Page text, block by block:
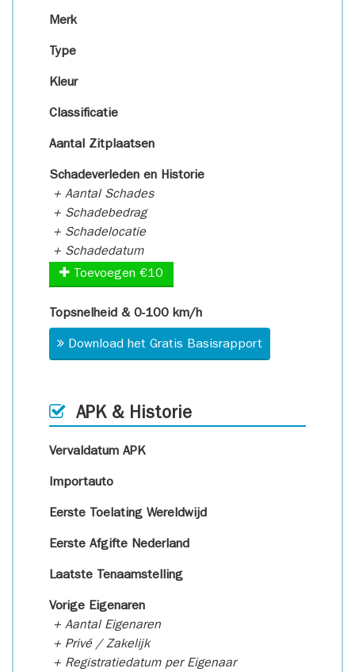
Merk
Type
Kleur
Classificatie
Aantal Zitplaatsen
Schadeverleden en Historie
+ Aantal Schades
+ Schadebedrag
+ Schadelocatie
+ Schadedatum
Toevoegen €10
Topsnelheid & 0-100 km/h
Download het Gratis Basisrapport
APK & Historie
Vervaldatum APK
Importauto
Eerste Toelating Wereldwijd
Eerste Afgifte Nederland
Laatste Tenaamstelling
Vorige Eigenaren
+ Aantal Eigenaren
+ Privé / Zakelijk
+ Registratiedatum per Eigenaar